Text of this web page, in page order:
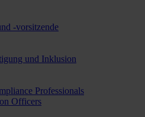
-vorsitzende
und Inklusion
Professionals
Officers